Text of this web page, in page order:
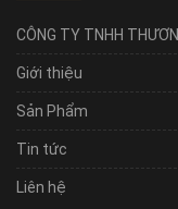
CÔNG TY TNHH
Giới thiệu
Sản Phẩm
Tin tức
Liên hệ